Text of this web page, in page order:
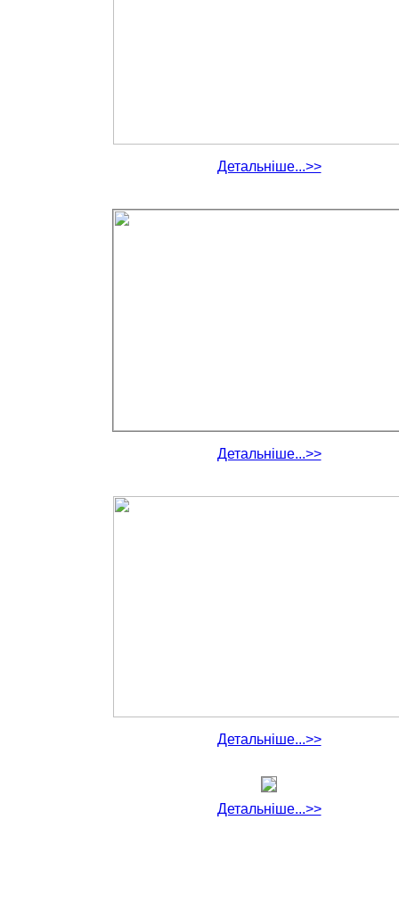
Детальніше...>>
Детальніше...>>
Детальніше...>>
Детальніше...>>